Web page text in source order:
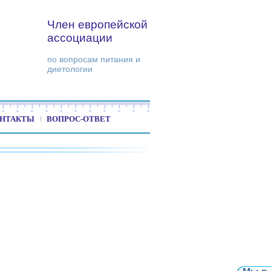
Член европейской
ассоциации
по вопросам питания и
диетологии
ВОПРОС-ОТВЕТ